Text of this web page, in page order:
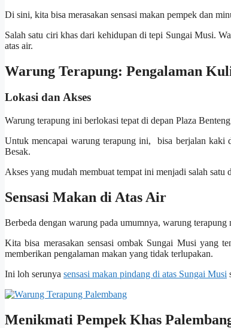
Di sini, kita bisa merasakan sensasi makan pempek dan
Salah satu ciri khas dari kehidupan di tepi Sungai Musi.
atas air.
Warung Terapung: Pengalaman
Lokasi dan Akses
Warung terapung ini berlokasi tepat di depan Plaza
Untuk mencapai warung terapung ini, bisa berjalan kaki
Besak.
Akses yang mudah membuat tempat ini menjadi salah
Sensasi Makan di Atas Air
Berbeda dengan warung pada umumnya, warung
Kita bisa merasakan sensasi ombak Sungai Musi yang
memberikan pengalaman makan yang tidak terlupakan.
Ini loh serunya sensasi makan pindang di atas Sungai Musi
Menikmati Pempek Khas